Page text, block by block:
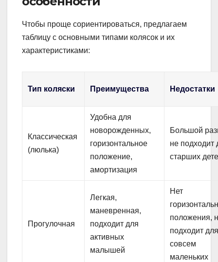
Чтобы проще сориентироваться, предлагаем
таблицу с основными типами колясок и их
характеристиками:
Тип коляски Преимущества Недостатки
Классическая
(люлька)
Удобна для
новорожденных,
горизонтальное
положение,
амортизация
Большой
не подходит
старших
Прогулочная
Легкая,
маневренная,
подходит для
активных
малышей
Нет
положения,
подходит
совсем
маленьких